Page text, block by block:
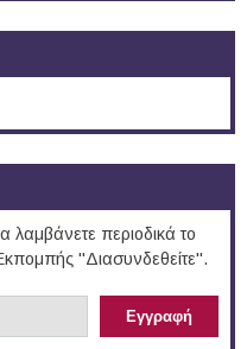
περιοδικά το
"Διασυνδεθείτε".